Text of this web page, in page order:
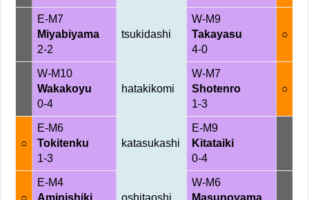
E-M7
Miyabiyama
2-2
tsukidashi
W-M9
Takayasu
4-0
○
W-M10
Wakakoyu
0-4
hatakikomi
W-M7
Shotenro
1-3
○
○
E-M6
Tokitenku
1-3
katasukashi
E-M9
Kitataiki
0-4
○
E-M4
Aminishiki
oshitaoshi
W-M6
Masunoyama